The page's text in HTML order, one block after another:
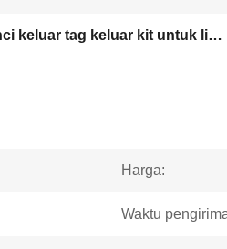
kunci keluar tag keluar kit untuk listrik
Harga:
Waktu